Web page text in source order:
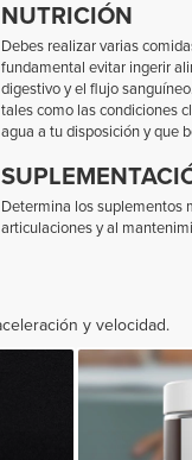
NUTRICIÓN
Debes realizar varias
fundamental evitar ingerir
digestivo y el flujo
tales como las condiciones
agua a tu disposición y que
Determina los suplementos
articulaciones y al
y velocidad.